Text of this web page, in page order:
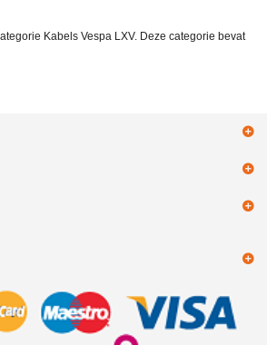
Kabels Vespa LXV. Deze categorie bevat